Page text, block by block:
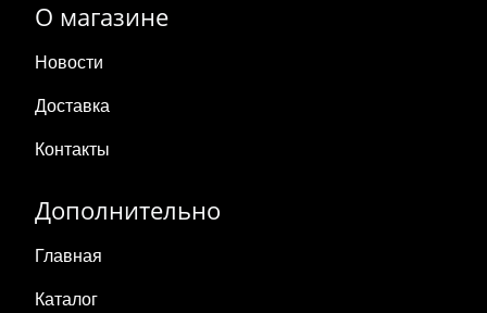
О магазине
Новости
Доставка
Контакты
Дополнительно
Главная
Каталог